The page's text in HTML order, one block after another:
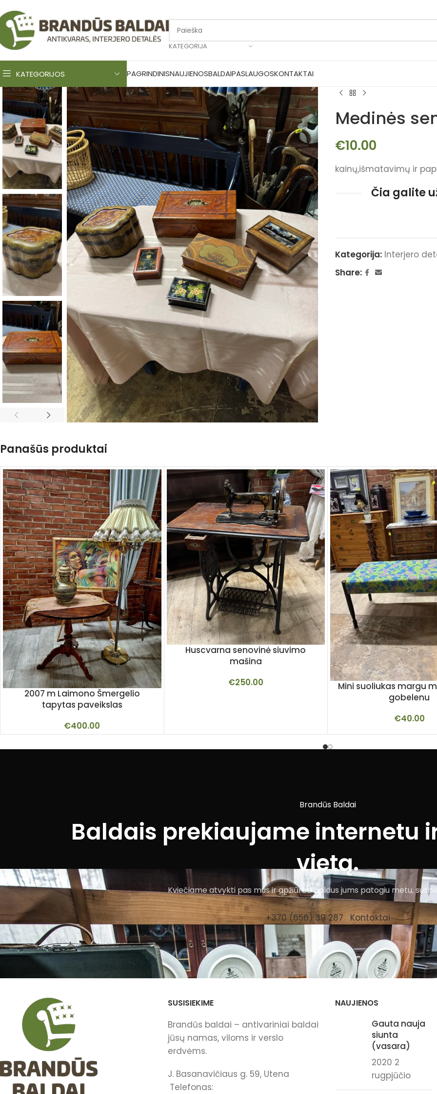
KATEGORIJA
KATEGORIJOS PAGRINDINISNAUJIENOSBALDAIPASLAUGOSKONTAKTAI
Medinės
€10.00
kainų,išmatavimų ir
Čia galite
Kategorija: Interjero
Share:
Panašūs produktai
2007 m Laimono Šmergelio
tapytas paveikslas
€400.00
Huscvarna senovinė siuvimo
mašina
€250.00
Mini suoliukas margu
gobelenu
€40.00
Brandūs Baldai
Baldais prekiaujame internetu
vietą.
Kviečiame atvykti pas mus ir apžiūrėti baldus jums patogiu metu,
+370 (656) 39 287 Kontaktai
SUSISIEKIME
Brandūs baldai – antivariniai baldai
jūsų namas, viloms ir verslo
erdvėms.
J. Basanavičiaus g. 59, Utena
Telefonas:
NAUJIENOS
Gauta nauja
siunta
(vasara)
2020 2
rugpjūčio